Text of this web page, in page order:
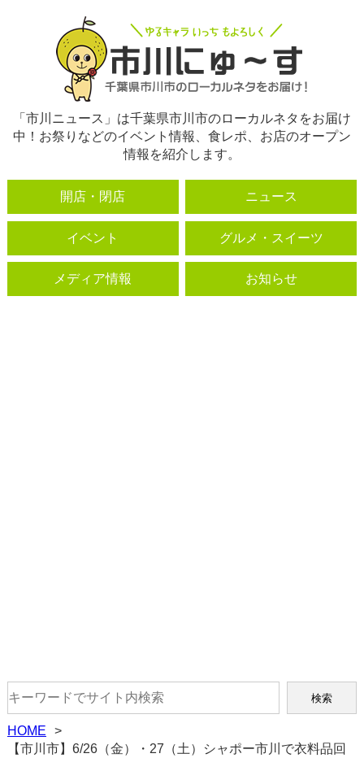
「市川ニュース」は千葉県市川市のローカルネタをお届け
中！お祭りなどのイベント情報、食レポ、お店のオープン
情報を紹介します。
開店・閉店 ニュース
イベント グルメ・スイーツ
メディア情報 お知らせ
HOME
【市川市】6/26（金）・27（土）シャポー市川で衣料品回